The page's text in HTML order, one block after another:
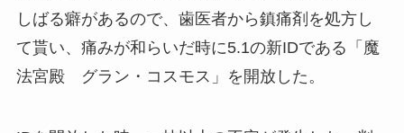
しばる癖があるので、歯医者から鎮痛剤を処方し
て貰い、痛みが和らいだ時に5.1の新IDである「魔
法宮殿 グラン・コスモス」を開放した。